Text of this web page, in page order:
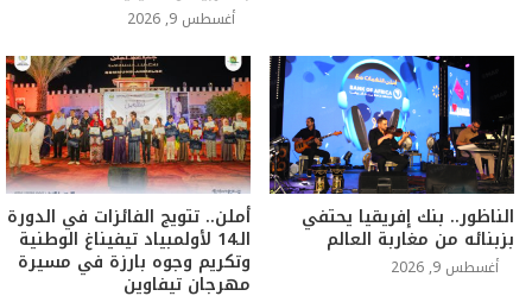
أغسطس 9, 2026
الناظور.. بنك إفريقيا يحتفي
بزبنائه من مغاربة العالم
أغسطس 9, 2026
أملن.. تتويج الفائزات في الدورة
الـ14 لأولمبياد تيفيناغ الوطنية
وتكريم وجوه بارزة في مسيرة
مهرجان تيفاوين